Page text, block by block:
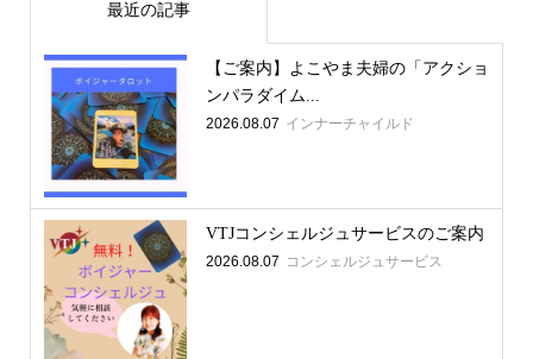
最近の記事
【ご案内】よこやま夫婦の「アクショ
ンパラダイム...
2026.08.07 インナーチャイルド
VTJコンシェルジュサービスのご案内
2026.08.07 コンシェルジュサービス